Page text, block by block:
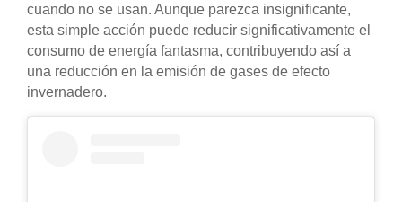
cuando no se usan. Aunque parezca insignificante,
esta simple acción puede reducir significativamente el
consumo de energía fantasma, contribuyendo así a
una reducción en la emisión de gases de efecto
invernadero.